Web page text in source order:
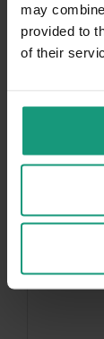
may
provided to
of their